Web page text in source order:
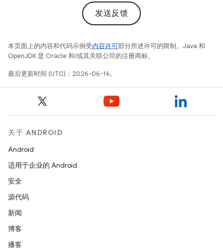
发送反馈
本页面上的内容和代码示例受内容许可部分所述许可的限制。Java 和
OpenJDK 是 Oracle 和/或其关联公司的注册商标。
最后更新时间 (UTC)：2026-06-16。
关于 ANDROID
Android
适用于企业的 Android
安全
源代码
新闻
博客
播客